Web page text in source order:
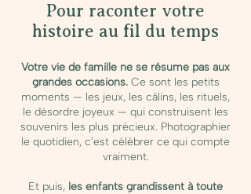
Pour raconter votre
histoire au fil du temps
Votre vie de famille ne se résume pas aux
grandes occasions.Ce sont les petits
moments — les jeux, les câlins, les rituels,
le désordre joyeux — qui construisent les
souvenirs les plus précieux. Photographier
le quotidien, c’est célébrer ce qui compte
vraiment.
Et puis, les enfants grandissent à toute